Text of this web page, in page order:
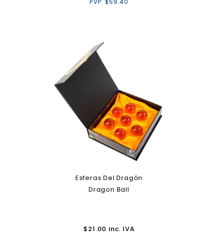
Esferas Del Dragón
Dragon Ball
$21.00 inc. IVA